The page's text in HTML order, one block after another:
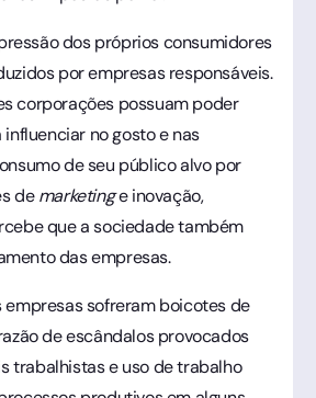
dos próprios consumidores
por empresas responsáveis.
corporações possuam poder
no gosto e nas
de seu público alvo por
demarketinge inovação,
que a sociedade também
das empresas.
empresas sofreram boicotes de
de escândalos provocados
trabalhistas e uso de trabalho